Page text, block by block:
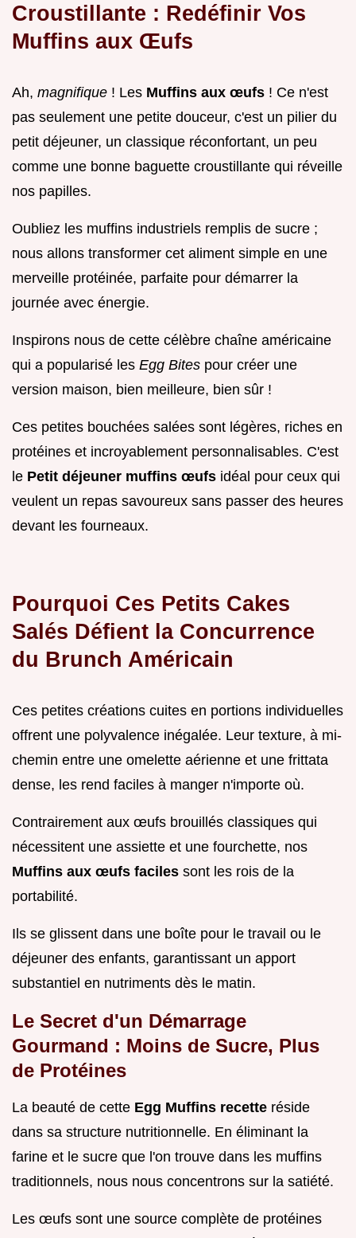
Croustillante : Redéfinir Vos
Muffins aux Œufs
Ah, magnifique ! Les Muffins aux œufs ! Ce n'est
pas seulement une petite douceur, c'est un pilier du
petit déjeuner, un classique réconfortant, un peu
comme une bonne baguette croustillante qui réveille
nos papilles.
Oubliez les muffins industriels remplis de sucre ;
nous allons transformer cet aliment simple en une
merveille protéinée, parfaite pour démarrer la
journée avec énergie.
Inspirons nous de cette célèbre chaîne américaine
qui a popularisé les Egg Bites pour créer une
version maison, bien meilleure, bien sûr !
Ces petites bouchées salées sont légères, riches en
protéines et incroyablement personnalisables. C'est
le Petit déjeuner muffins œufs idéal pour ceux qui
veulent un repas savoureux sans passer des heures
devant les fourneaux.
Pourquoi Ces Petits Cakes
Salés Défient la Concurrence
du Brunch Américain
Ces petites créations cuites en portions individuelles
offrent une polyvalence inégalée. Leur texture, à mi-
chemin entre une omelette aérienne et une frittata
dense, les rend faciles à manger n'importe où.
Contrairement aux œufs brouillés classiques qui
nécessitent une assiette et une fourchette, nos
Muffins aux œufs faciles sont les rois de la
portabilité.
Ils se glissent dans une boîte pour le travail ou le
déjeuner des enfants, garantissant un apport
substantiel en nutriments dès le matin.
Le Secret d'un Démarrage
Gourmand : Moins de Sucre, Plus
de Protéines
La beauté de cette Egg Muffins recette réside
dans sa structure nutritionnelle. En éliminant la
farine et le sucre que l'on trouve dans les muffins
traditionnels, nous nous concentrons sur la satiété.
Les œufs sont une source complète de protéines